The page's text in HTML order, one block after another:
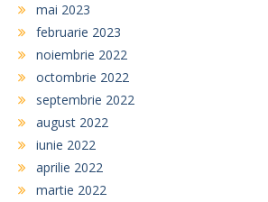
mai 2023
februarie 2023
noiembrie 2022
octombrie 2022
septembrie 2022
august 2022
iunie 2022
aprilie 2022
martie 2022